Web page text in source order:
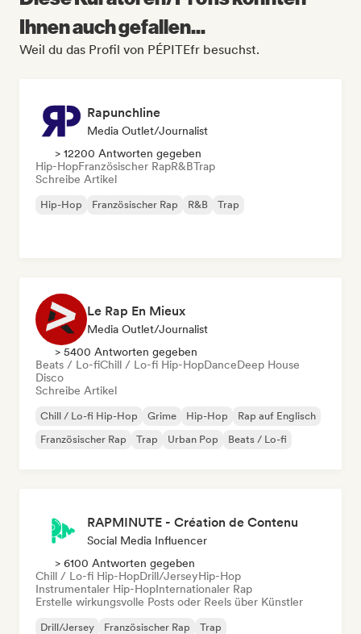
Ihnen auch gefallen...
Weil du das Profil von PÉPITEfr besuchst.
Rapunchline
Media Outlet/Journalist
> 12200 Antworten gegeben
Hip-HopFranzösischer RapR&BTrap
Schreibe Artikel
Hip-Hop Französischer Rap R&B Trap
Le Rap En Mieux
Media Outlet/Journalist
> 5400 Antworten gegeben
Beats / Lo-fiChill / Lo-fi Hip-HopDanceDeep House
Disco
Schreibe Artikel
Chill / Lo-fi Hip-Hop Grime Hip-Hop
Rap auf Englisch
Französischer Rap
Trap Urban Pop Beats / Lo-fi
RAPMINUTE - Création de Contenu
Social Media Influencer
> 6100 Antworten gegeben
Chill / Lo-fi Hip-HopDrill/JerseyHip-Hop
Instrumentaler Hip-HopInternationaler Rap
Erstelle wirkungsvolle Posts oder Reels über Künstler
Drill/Jersey Französischer Rap
Trap